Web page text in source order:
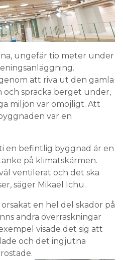
ungefär tio meter under
att riva ut den gamla
och spräcka berget under,
miljön var omöjligt. Att
var en
en befintlig byggnad är en
på klimatskärmen.
ventilerat och det ska
säger Mikael Ichu.
orsakat en hel del skador på
andra överraskningar
visade det sig att
och det ingjutna